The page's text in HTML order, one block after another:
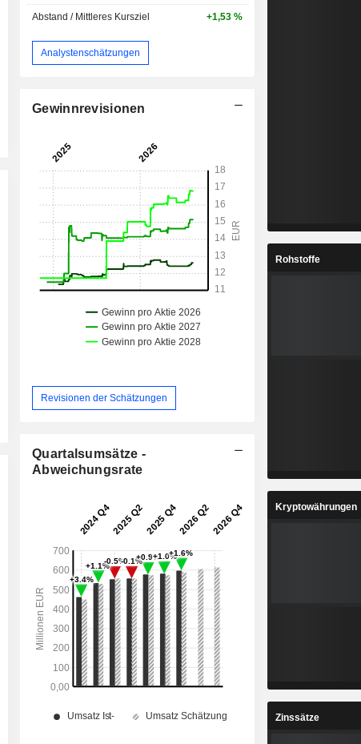
Abstand / Mittleres Kursziel +1,53 %
Analystenschätzungen
Gewinnrevisionen
Revisionen der Schätzungen
Quartalsumsätze -
Abweichungsrate
Rohstoffe
Kryptowährungen
Zinssätze